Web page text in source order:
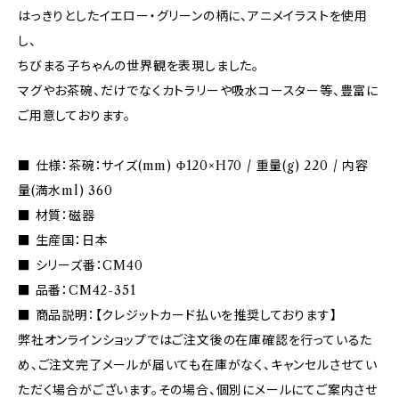
はっきりとしたイエロー・グリーンの柄に、アニメイラストを使用
し、
ちびまる子ちゃんの世界観を表現しました。
マグやお茶碗、だけでなくカトラリーや吸水コースター等、豊富に
ご用意しております。
■ 仕様：茶碗：サイズ(mm) Φ120×H70 / 重量(g) 220 / 内容
量(満水ml) 360
■ 材質：磁器
■ 生産国：日本
■ シリーズ番：CM40
■ 品番：CM42-351
■ 商品説明：【クレジットカード払いを推奨しております】
弊社オンラインショップではご注文後の在庫確認を行っているた
め、ご注文完了メールが届いても在庫がなく、キャンセルさせてい
ただく場合がございます。その場合、個別にメールにてご案内させ